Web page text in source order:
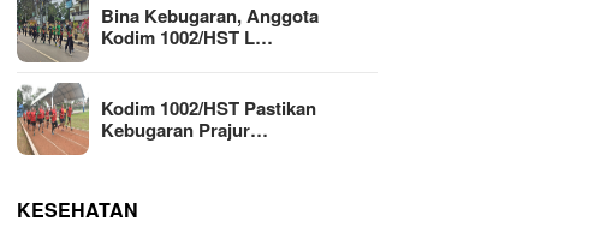
Bina Kebugaran, Anggota
Kodim 1002/HST L…
Kodim 1002/HST Pastikan
Kebugaran Prajur…
KESEHATAN